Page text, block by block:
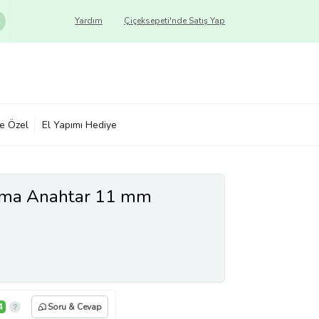
Çiçeksepeti'nde Satış Yap
Yardım
Özel El Yapımı Hediye
Anahtar 11 mm
Soru & Cevap